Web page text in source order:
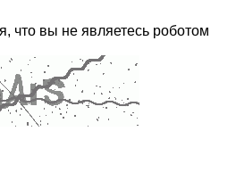
что вы не являетесь роботом